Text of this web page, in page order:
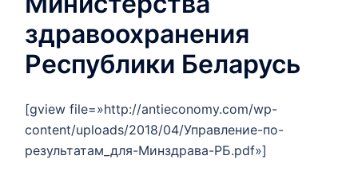
здравоохранения
Республики Беларусь
[gview file=»http://antieconomy.com/wp-
content/uploads/2018/04/Управление-по-
результатам_для-Минздрава-РБ.pdf»]